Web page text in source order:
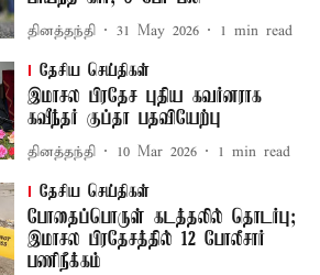
தினத்தந்தி 31 May 2026 1 min read
தேசிய செய்திகள்
இமாசல பிரதேச புதிய கவர்னராக
கவீந்தர் குப்தா பதவியேற்பு
தினத்தந்தி 10 Mar 2026 1 min read
தேசிய செய்திகள்
போதைப்பொருள் கடத்தலில் தொடர்பு;
இமாசல பிரதேசத்தில் 12 போலீசார்
பணிநீக்கம்